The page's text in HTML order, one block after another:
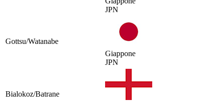
JPN
Gottsu/Watanabe
Giappone
JPN
Bialokoz/Batrane